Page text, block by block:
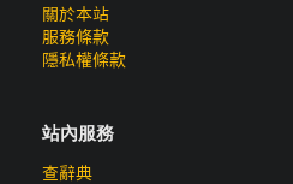
關於本站
服務條款
隱私權條款
站內服務
查辭典